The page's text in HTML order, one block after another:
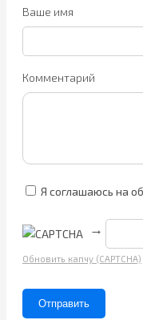
Ваше имя
Комментарий
Я соглашаюсь на
→
Обновить капчу (CAPTCHA)